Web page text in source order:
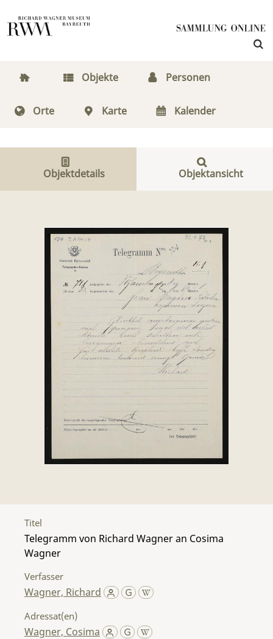
Objekte Personen
Orte Karte Kalender
Objektdetails Objektansicht
Titel
Telegramm von Richard Wagner an Cosima
Wagner
Verfasser
Wagner, Richard
Adressat(en)
Wagner, Cosima